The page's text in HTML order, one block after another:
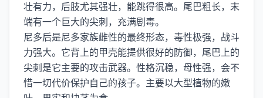
壮有力，后肢尤其强壮，能跳得很高。尾巴粗长，末
端有一个巨大的尖刺，充满剧毒。
尼多后是尼多家族雌性的最终形态，毒性极强，战斗
力强大。它背上的甲壳能提供很好的防御，尾巴上的
尖刺是它主要的攻击武器。性格沉稳，母性强，会不
惜一切代价保护自己的孩子。主要以大型植物的嫩